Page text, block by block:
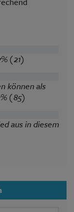
(21)
können als
(85)
aus in diesem